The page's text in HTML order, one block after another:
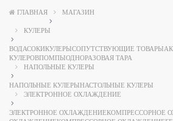
ГЛАВНАЯ МАГАЗИН
КУЛЕРЫ
ВОДАСОКИКУЛЕРЫСОПУТСТВУЮЩИЕ ТОВАРЫ
КУЛЕРОВПОМПЫОДНОРАЗОВАЯ ТАРА
НАПОЛЬНЫЕ КУЛЕРЫ
НАПОЛЬНЫЕ КУЛЕРЫНАСТОЛЬНЫЕ КУЛЕРЫ
ЭЛЕКТРОННОЕ ОХЛАЖДЕНИЕ
ЭЛЕКТРОННОЕ ОХЛАЖДЕНИЕКОМПРЕССОРНОЕ